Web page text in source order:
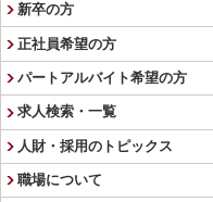
新卒の方
正社員希望の方
パートアルバイト希望の方
求人検索・一覧
人財・採用のトピックス
職場について